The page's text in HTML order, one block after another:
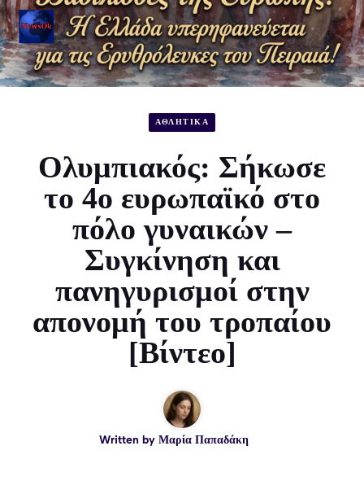
ΑΘΛΗΤΙΚΑ
Ολυμπιακός: Σήκωσε
το 4ο ευρωπαϊκό στο
πόλο γυναικών –
Συγκίνηση και
πανηγυρισμοί στην
απονομή του τροπαίου
[Βίντεο]
Written by Μαρία Παπαδάκη